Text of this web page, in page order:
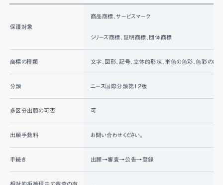
保護対象
商品商標、サービスマーク
シリーズ商標、証明商標、団体商標
商標の種類 文字、図形、記号、立体的形状、単色の色彩、色彩の組み
分類 ニース国際分類第12版
多区分出願の可否 可
出願手数料 お問い合わせください。
手続き 出願→審査→公告→登録
相対的拒絶理由の審査の有